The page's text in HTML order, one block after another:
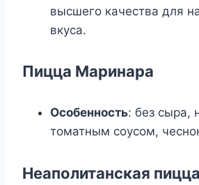
высшего качества для
вкуса.
Пицца Маринара
Особенность: без сыра,
томатным соусом,
Неаполитанская пицца